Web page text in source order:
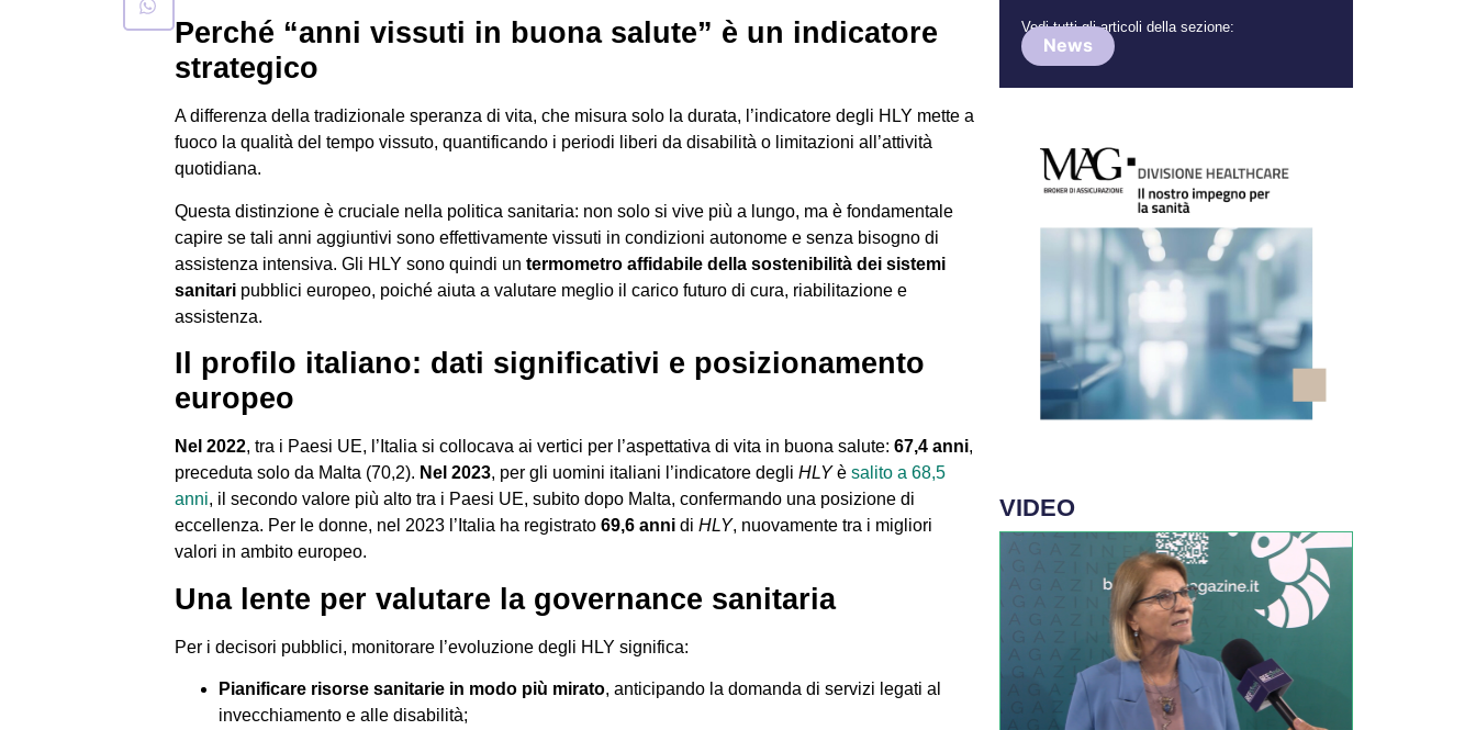
Perché “anni vissuti in buona salute” è un indicatore
strategico
A differenza della tradizionale speranza di vita, che misura solo la durata, l’indicatore degli HLY mette a
fuoco la qualità del tempo vissuto, quantificando i periodi liberi da disabilità o limitazioni all’attività
quotidiana.
Questa distinzione è cruciale nella politica sanitaria: non solo si vive più a lungo, ma è fondamentale
capire se tali anni aggiuntivi sono effettivamente vissuti in condizioni autonome e senza bisogno di
assistenza intensiva. Gli HLY sono quindi un termometro affidabile della sostenibilità dei sistemi
sanitaripubblici europeo, poiché aiuta a valutare meglio il carico futuro di cura, riabilitazione e
assistenza.
Il profilo italiano: dati significativi e posizionamento
europeo
Nel 2022, tra i Paesi UE, l’Italia si collocava ai vertici per l’aspettativa di vita in buona salute: 67,4 anni,
preceduta solo da Malta (70,2). Nel 2023, per gli uomini italiani l’indicatore degli HLYè salito a 68,5
anni, il secondo valore più alto tra i Paesi UE, subito dopo Malta, confermando una posizione di
eccellenza. Per le donne, nel 2023 l’Italia ha registrato 69,6 annidi HLY, nuovamente tra i migliori
valori in ambito europeo.
Una lente per valutare la governance sanitaria
Per i decisori pubblici, monitorare l’evoluzione degli HLY significa:
Pianificare risorse sanitarie in modo più mirato, anticipando la domanda di servizi legati al
invecchiamento e alle disabilità;
Vedi tutti gli articoli della sezione:
News
VIDEO